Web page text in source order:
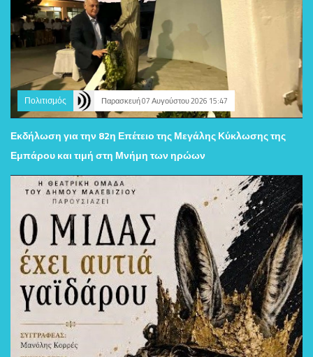
Πολιτισμός Παρασκευή 07 Αυγούστου 2026 15:47
Εκδήλωση για την 82η Επέτειο της Μεγάλης Κύκλωσης της
Εμπάρου και τιμή στη Μνήμη των ηρώων